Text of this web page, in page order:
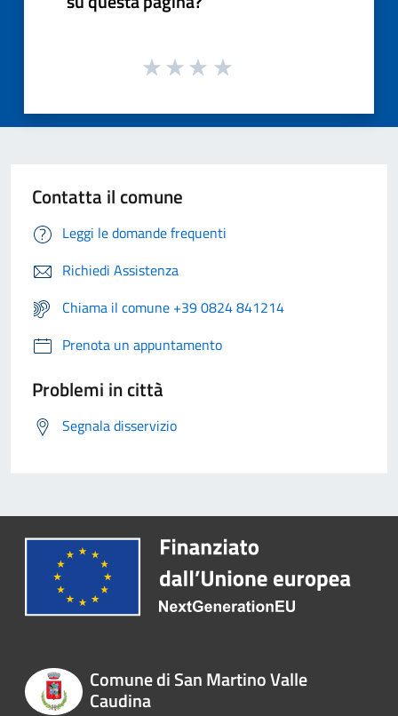
Contatta il comune
Leggi le domande frequenti
Richiedi Assistenza
Chiama il comune +39 0824 841214
Prenota un appuntamento
Problemi in città
Segnala disservizio
Comune di San Martino Valle
Caudina